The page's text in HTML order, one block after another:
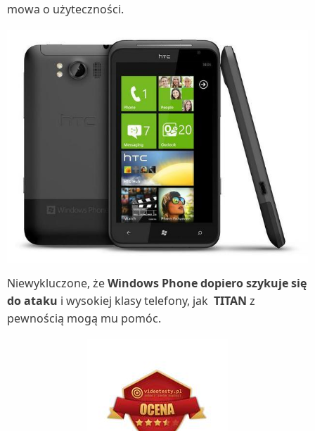
mowa o użyteczności.
Niewykluczone, żeWindows Phone dopiero szykuje się
do ataku i wysokiej klasy telefony, jak TITAN z
pewnością mogą mu pomóc.